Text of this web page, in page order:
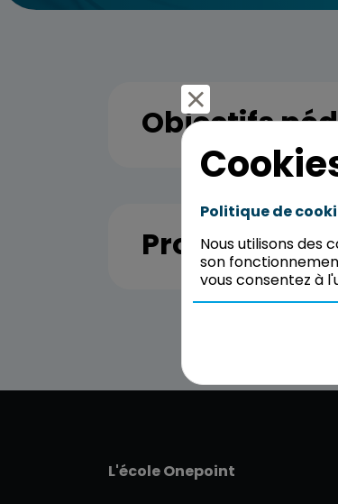
Objectifs
Programme
L'école Onepoint
Politique de
Nous utilisons des
son
vous consentez à